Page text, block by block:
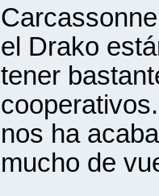
el Drako
tener
nos ha
mucho de